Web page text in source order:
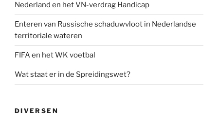
Nederland en het VN-verdrag Handicap
Enteren van Russische schaduwvloot in Nederlandse
territoriale wateren
FIFA en het WK voetbal
Wat staat er in de Spreidingswet?
DIVERSEN